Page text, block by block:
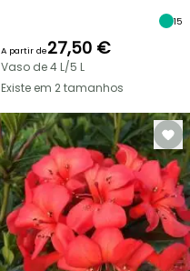
15
A partir de27,50 €
Vaso de 4 L/5 L
Existe em 2 tamanhos